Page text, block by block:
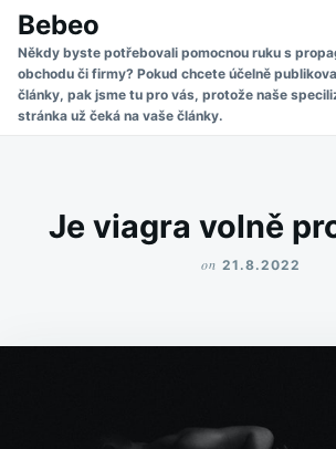
Skip
content
Search
for:
Bebeo
Někdy byste potřebovali pomocnou ruku s
obchodu či firmy? Pokud chcete účelně
články, pak jsme tu pro vás, protože naše
stránka už čeká na vaše články.
Je viagra volně
on 21.8.2022